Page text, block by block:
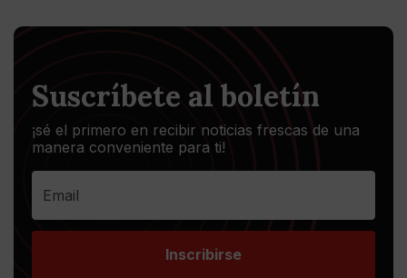
Suscríbete al boletín
¡sé el primero en recibir noticias frescas de una
manera conveniente para ti!
Inscribirse